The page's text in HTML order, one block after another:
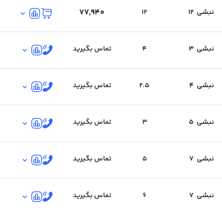
نبشی 12
12 ۷۷٬۹۴۰
نبشی 3
4 تماس بگیرید
نبشی 4
2.5 تماس بگیرید
نبشی 5
3 تماس بگیرید
نبشی 7
5 تماس بگیرید
نبشی 7
6 تماس بگیرید